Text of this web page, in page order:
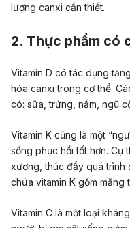
lượng canxi cần thiết.
2. Thực phẩm có
Vitamin D có tác dụng
hóa canxi trong cơ thể.
có: sữa, trứng, nấm, ngũ
Vitamin K cũng là một
sống phục hồi tốt hơn. Cụ
xương, thúc đẩy quá trình
chứa vitamin K gồm măng
Vitamin C là một loại